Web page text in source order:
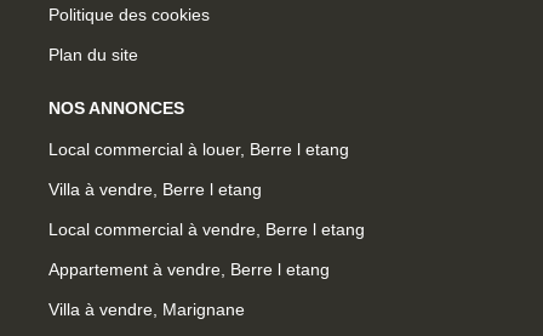
Politique des cookies
Plan du site
NOS ANNONCES
Local commercial à louer, Berre l etang
Villa à vendre, Berre l etang
Local commercial à vendre, Berre l etang
Appartement à vendre, Berre l etang
Villa à vendre, Marignane